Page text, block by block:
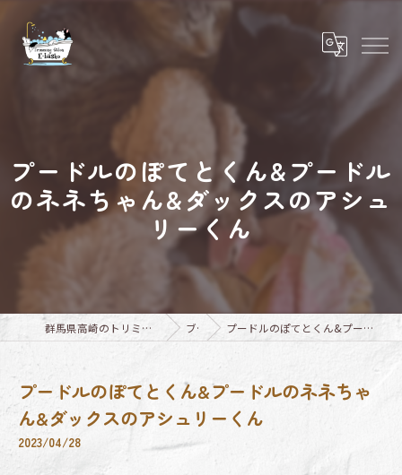
プードルのぽてとくん&プードル
のネネちゃん&ダックスのアシュ
リーくん
群馬県高崎のトリミングならTrimming Salon E-basho ブログ プードルのぽてとくん&プードルのネネちゃん&ダックスのアシュリーくん
プードルのぽてとくん&プードルのネネちゃ
ん&ダックスのアシュリーくん
2023/04/28